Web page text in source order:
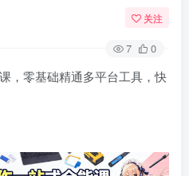
关注
7 0
，零基础精通多平台工具，快